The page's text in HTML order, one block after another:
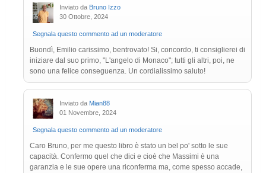
Inviato da Bruno Izzo
30 Ottobre, 2024
Segnala questo commento ad un moderatore
Buondì, Emilio carissimo, bentrovato! Si, concordo, ti consiglierei di
iniziare dal suo primo, "L'angelo di Monaco"; tutti gli altri, poi, ne
sono una felice conseguenza. Un cordialissimo saluto!
Inviato da Mian88
01 Novembre, 2024
Segnala questo commento ad un moderatore
Caro Bruno, per me questo libro è stato un bel po' sotto le sue
capacità. Confermo quel che dici e cioè che Massimi è una
garanzia e le sue opere una riconferma ma, come spesso accade,